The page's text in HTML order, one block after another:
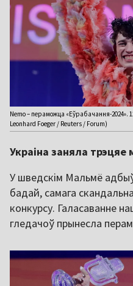
Nemo – пераможца «Еўрабачання-2024».
Leonhard Foeger / Reuters / Forum)
Украіна заняла трэцяе
У шведскім Мальмё
бадай, самага
конкурсу. Галасаванне
гледачоў прынесла